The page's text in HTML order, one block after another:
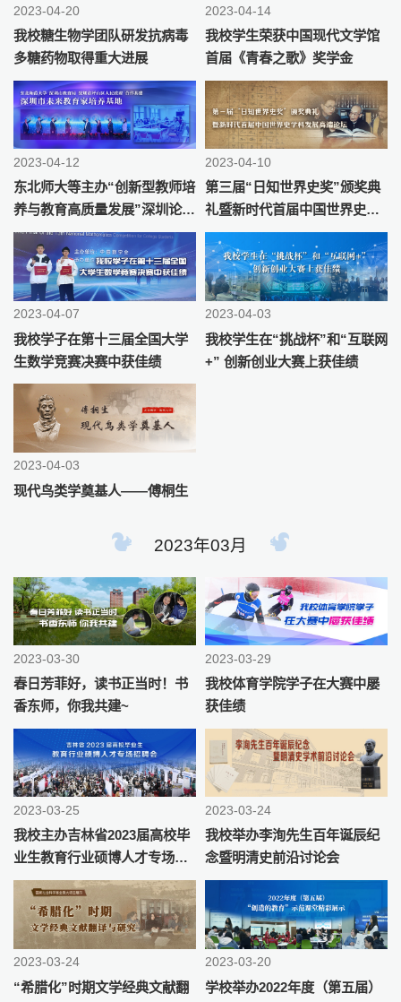
2023-04-20
我校糖生物学团队研发抗病毒
多糖药物取得重大进展
2023-04-14
我校学生荣获中国现代文学馆
首届《青春之歌》奖学金
2023-04-12
东北师大等主办“创新型教师培
养与教育高质量发展”深圳论坛
暨深圳市未来教育家培养基地
揭牌仪式
2023-04-10
第三届“日知世界史奖”颁奖典
礼暨新时代首届中国世界史学
科发展高端论坛在京成功举办
2023-04-07
我校学子在第十三届全国大学
生数学竞赛决赛中获佳绩
2023-04-03
我校学生在“挑战杯”和“互联网
+” 创新创业大赛上获佳绩
2023-04-03
现代鸟类学奠基人——傅桐生
2023年03月
2023-03-30
春日芳菲好，读书正当时！书
香东师，你我共建~
2023-03-29
我校体育学院学子在大赛中屡
获佳绩
2023-03-25
我校主办吉林省2023届高校毕
业生教育行业硕博人才专场招
聘会 吉林省副省长梁仁哲到
校调研指导
2023-03-24
我校举办李洵先生百年诞辰纪
念暨明清史前沿讨论会
2023-03-24
“希腊化”时期文学经典文献翻
2023-03-20
学校举办2022年度（第五届）